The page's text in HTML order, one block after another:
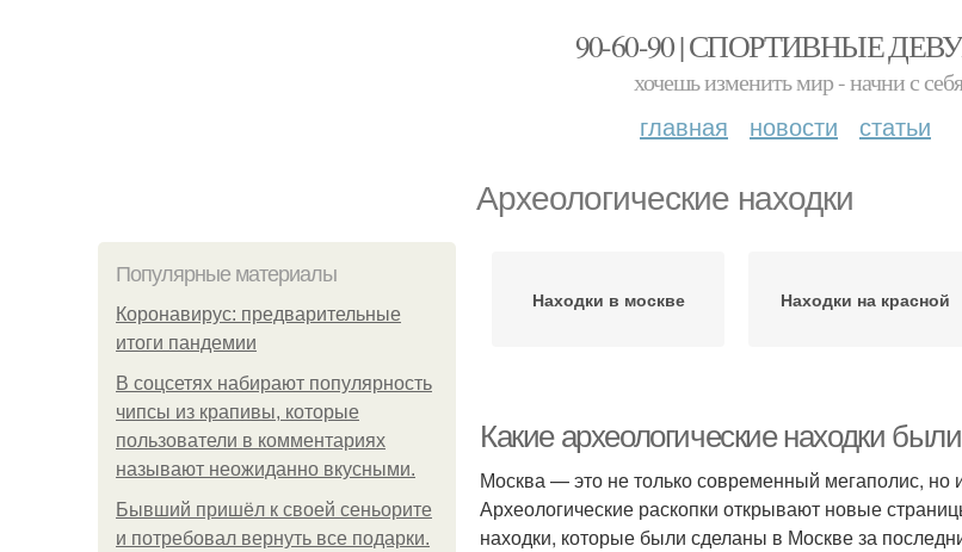
90-60-90 | СПОРТИВНЫЕ
хочешь изменить мир - начни с
главная новости статьи
Археологические находки
Популярные материалы
Коронавирус: предварительные
итоги пандемии
В соцсетях набирают популярность
чипсы из крапивы, которые
пользователи в комментариях
называют неожиданно вкусными.
Бывший пришёл к своей сеньорите
и потребовал вернуть все подарки.
Находки в москве Находки на красной
Какие археологические находки
Москва — это не только современный мегаполис, но
Археологические раскопки открывают новые
находки, которые были сделаны в Москве за